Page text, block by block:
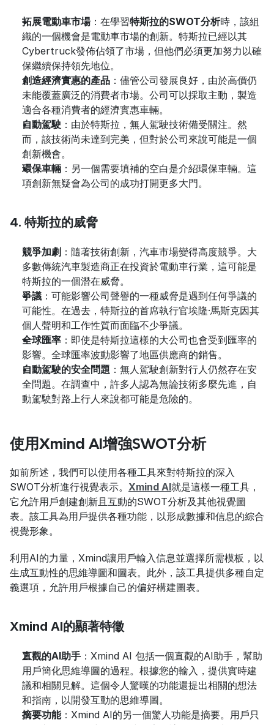
拓展電動車市場：在學習特斯拉的SWOT分析時，該組
織的一個機會是電動車市場的創新。特斯拉已經以其
Cybertruck發佈佔領了市場，但他們必須更加努力以確
保繼續保持領先地位。
創造經濟實惠的產品 ：儘管公司發展良好，由於高價仍
未能覆蓋廣泛的消費者市場。公司可以採取主動，製造
適合各種消費者的經濟實惠車輛。
自動駕駛 ：由於特斯拉，無人駕駛技術備受關注。然
而，該技術尚未達到完美，但對於公司來說可能是一個
創新機會。
環保車輛 ：另一個需要填補的空白是介紹環保車輛。這
項創新無疑會為公司的成功打開更多大門。
4. 特斯拉的威脅
競爭加劇 ：隨著技術創新，汽車市場變得高度競爭。大
多數傳統汽車製造商正在投資於電動車行業，這可能是
特斯拉的一個潛在威脅。
爭議 ：可能影響公司聲譽的一種威脅是遇到任何爭議的
可能性。在過去，特斯拉的首席執行官埃隆·馬斯克因其
個人聲明和工作性質而面臨不少爭議。
全球匯率 ：即使是特斯拉這樣的大公司也會受到匯率的
影響。全球匯率波動影響了地區供應商的銷售。
自動駕駛的安全問題 ：無人駕駛創新對行人仍然存在安
全問題。在調查中，許多人認為無論技術多麼先進，自
動駕駛對路上行人來說都可能是危險的。
使用Xmind AI增強SWOT分析
如前所述，我們可以使用各種工具來對特斯拉的深入
SWOT分析進行視覺表示。 Xmind AI就是這樣一種工具，
它允許用戶創建創新且互動的SWOT分析及其他視覺圖
表。該工具為用戶提供各種功能，以形成數據和信息的綜合
視覺形象。
利用AI的力量，Xmind讓用戶輸入信息並選擇所需模板，以
生成互動性的思維導圖和圖表。此外，該工具提供多種自定
義選項，允許用戶根據自己的偏好構建圖表。
Xmind AI的顯著特徵
直觀的AI助手 ：Xmind AI 包括一個直觀的AI助手，幫助
用戶簡化思維導圖的過程。根據您的輸入，提供實時建
議和相關見解。這個令人驚嘆的功能還提出相關的想法
和指南，以開發互動的思維導圖。
摘要功能：Xmind AI的另一個驚人功能是摘要。用戶只